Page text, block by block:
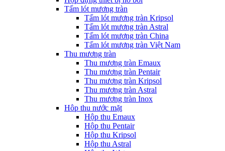
Tấm lót mương tràn
Tấm lót mương tràn Kripsol
Tấm lót mương tràn Astral
Tấm lót mương tràn China
Tấm lót mương tràn Việt Nam
Thu mương tràn
Thu mương tràn Emaux
Thu mương tràn Pentair
Thu mương tràn Kripsol
Thu mương tràn Astral
Thu mương tràn Inox
Hôp thu nước mặt
Hộp thu Emaux
Hộp thu Pentair
Hộp thu Kripsol
Hộp thu Astral